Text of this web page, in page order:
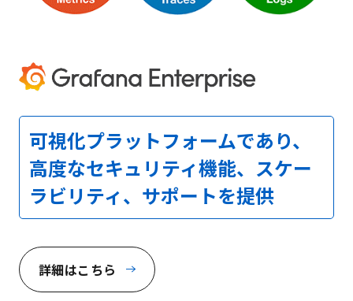
可視化プラットフォームであり、
高度なセキュリティ機能、スケー
ラビリティ、サポートを提供
詳細はこちら